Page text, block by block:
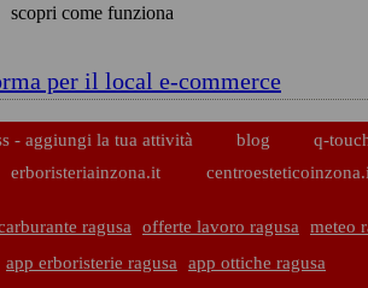
scopri come funziona
per il local e-commerce
- aggiungi la tua attività blog
q-
erboristeriainzona.it
ragusa offerte lavoro ragusa meteo
app erboristerie ragusa
app ottiche ragusa